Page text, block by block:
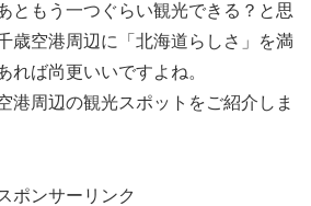
ともう一つぐらい観光できる？と思
歳空港周辺に「北海道らしさ」を満
れば尚更いいですよね。
港周辺の観光スポットをご紹介しま
ポンサーリンク